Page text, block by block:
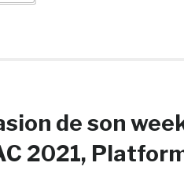
de son
2021,